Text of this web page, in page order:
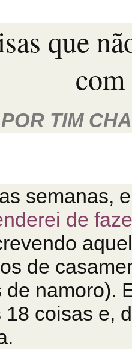
que
POR TIM
semanas,
de
de
de namoro).
18 coisas e,